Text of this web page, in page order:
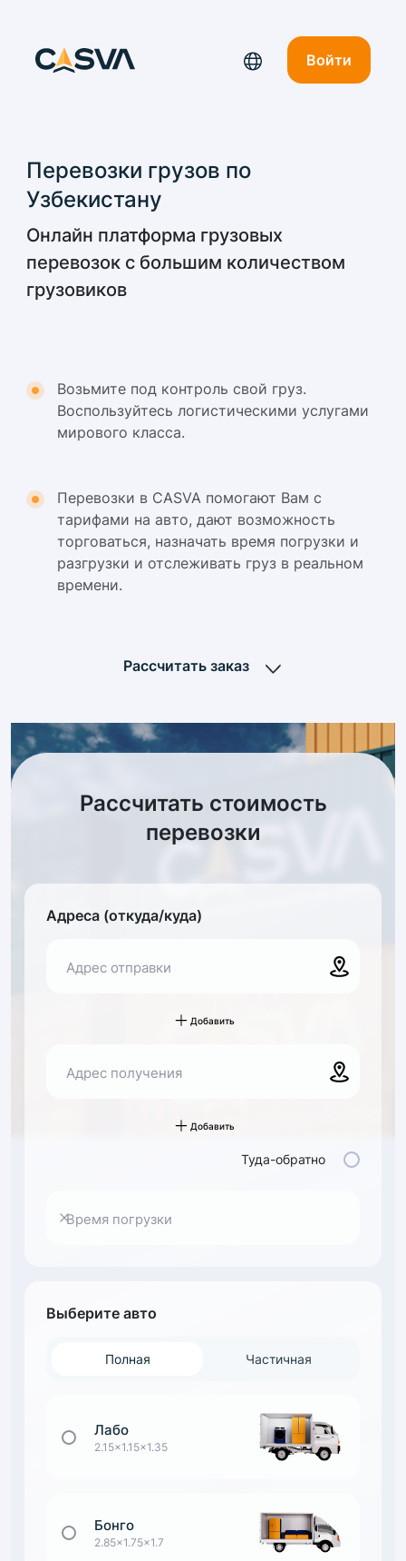
Войти
Перевозки грузов по
Узбекистану
Онлайн платформа грузовых
перевозок с большим количеством
грузовиков
Возьмите под контроль свой груз.
Воспользуйтесь логистическими услугами
мирового класса.
Перевозки в CASVA помогают Вам с
тарифами на авто, дают возможность
торговаться, назначать время погрузки и
разгрузки и отслеживать груз в реальном
времени.
Рассчитать заказ
Рассчитать стоимость
перевозки
Адреса (откуда/куда)
Адрес отправки
Добавить
Адрес получения
Добавить
Туда-обратно
Время погрузки
Выберите авто
Полная Частичная
Лабо
2.15x1.15x1.35
Бонго
2.85x1.75x1.7